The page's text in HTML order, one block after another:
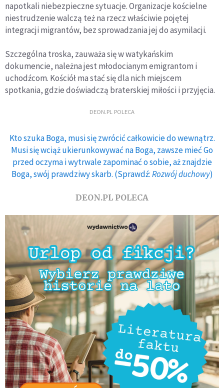
napotkali niebezpieczne sytuacje. Organizacje kościelne
niestrudzenie walczą też na rzecz właściwie pojętej
integracji migrantów, bez sprowadzania jej do asymilacji.
Szczególna troska, zauważa się w watykańskim
dokumencie, należna jest młodocianym emigrantom i
uchodźcom. Kościół ma stać się dla nich miejscem
spotkania, gdzie doświadczą braterskiej miłości i przyjęcia.
DEON.PL POLECA
Kto szuka Boga, musi się zwrócić całkowicie do wewnątrz.
Musi się wciąż ukierunkowywać na Boga, zawsze mieć Go
przed oczyma i wytrwale zapominać o sobie, aż znajdzie
Boga, swój prawdziwy skarb. (Sprawdź:Rozwój duchowy)
DEON.PL POLECA